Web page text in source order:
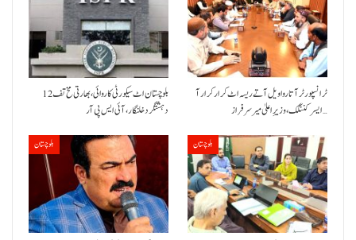
بلوچستان اٹ سیکورٹی کاروائی، بھارتی مخ تف 12
دہشتگرد خلنگار،آئی ایس پی آر
ٹرانسپورٹر آتا روا ویل آتے ریسہ اٹ کرار کرار آ
ایسر کننگک ،وزیرِ اعلیٰ میر سرفراز…
بلوچستان بلوچستان